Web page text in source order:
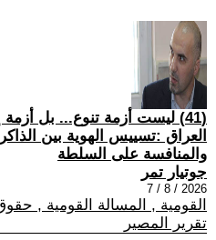
(41) ليست أزمة تنوع... بل أزمة
العراق :تسييس الهوية بين
والمنافسة على السلطة
جوتيار تمر
2026 / 8 / 7
القومية , المسالة القومية ,
تقرير المصير